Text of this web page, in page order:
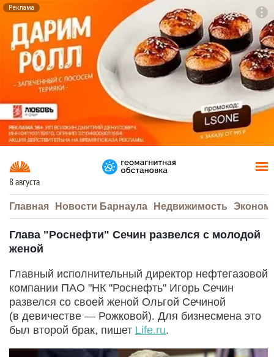
Реклама
8 августа
Главная Новости Барнаула Недвижимость
Глава "Роснефти" Сечин развелся с молодой
женой
Главный исполнительный директор нефтегазовой
компании ПАО "НК "Роснефть" Игорь Сечин
развелся со своей женой Ольгой Сечиной
(в девичестве — Рожковой). Для бизнесмена это
был второй брак, пишет Life.ru.